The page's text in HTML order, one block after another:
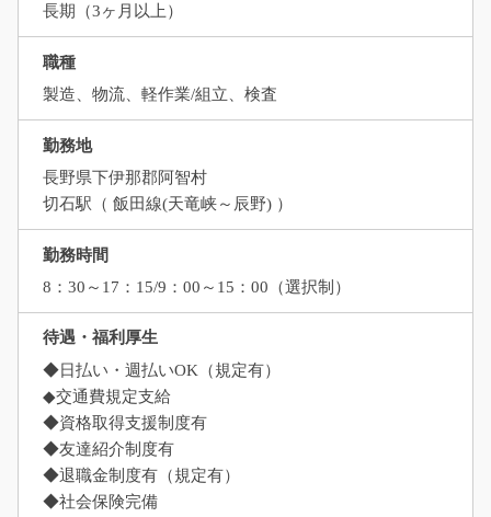
長期（3ヶ月以上）
職種
製造、物流、軽作業/組立、検査
勤務地
長野県下伊那郡阿智村
切石駅（ 飯田線(天竜峡～辰野) ）
勤務時間
8：30～17：15/9：00～15：00（選択制）
待遇・福利厚生
◆日払い・週払いOK（規定有）
◆交通費規定支給
◆資格取得支援制度有
◆友達紹介制度有
◆退職金制度有（規定有）
◆社会保険完備